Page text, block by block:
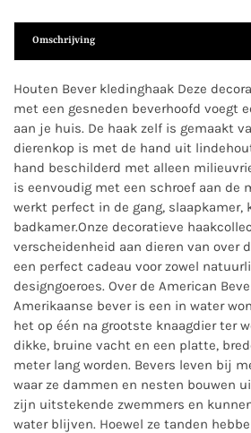
Omschrijving
Houten Bever kledinghaak Deze
met een gesneden beverhoofd voegt
aan je huis. De haak zelf is gemaakt
dierenkop is met de hand uit
hand beschilderd met alleen
is eenvoudig met een schroef aan de
werkt perfect in de gang, slaapkamer,
badkamer.Onze decoratieve
verscheidenheid aan dieren van over
een perfect cadeau voor zowel
designgoeroes. Over de American
Amerikaanse bever is een in water
het op één na grootste knaagdier ter
dikke, bruine vacht en een platte,
meter lang worden. Bevers leven bij
waar ze dammen en nesten bouwen
zijn uitstekende zwemmers en
water blijven. Hoewel ze tanden